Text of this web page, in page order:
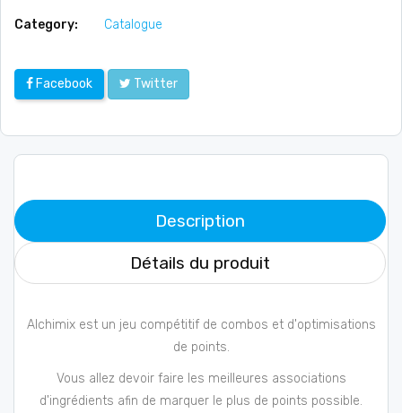
Category:
Catalogue
Facebook Twitter
Description
Détails du produit
Alchimix est un jeu compétitif de combos et d'optimisations
de points.
Vous allez devoir faire les meilleures associations
d'ingrédients afin de marquer le plus de points possible.